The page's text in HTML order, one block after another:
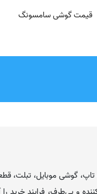
قیمت گوشی سامسونگ
تاپ، گوشی موبایل، تبلت،